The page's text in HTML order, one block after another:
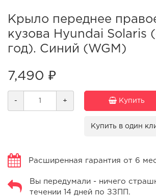
Крыло переднее
кузова Hyundai Solaris
год). Синий (WGM)
7,490 ₽
- + Купить
Купить в один
Расширенная гарантия от 6
Вы передумали - ничего
течении 14 дней по ЗЗПП.